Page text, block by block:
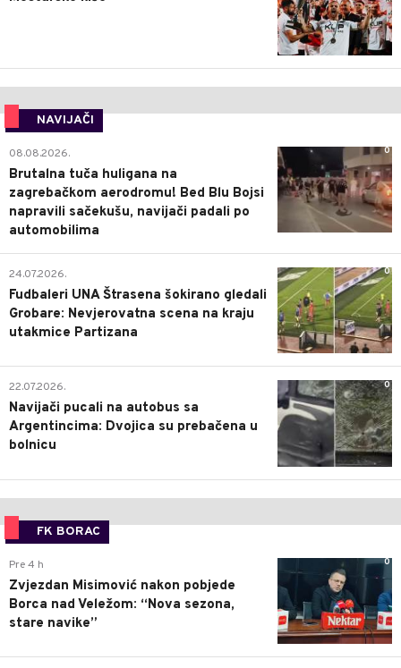
NAVIJAČI
0
08.08.2026.
Brutalna tuča huligana na
zagrebačkom aerodromu! Bed Blu Bojsi
napravili sačekušu, navijači padali po
automobilima
0
24.07.2026.
Fudbaleri UNA Štrasena šokirano gledali
Grobare: Nevjerovatna scena na kraju
utakmice Partizana
0
22.07.2026.
Navijači pucali na autobus sa
Argentincima: Dvojica su prebačena u
bolnicu
FK BORAC
0
Pre 4 h
Zvjezdan Misimović nakon pobjede
Borca nad Veležom: “Nova sezona,
stare navike”